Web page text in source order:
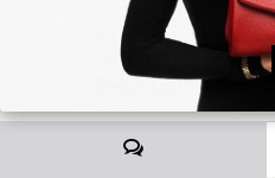
دیدگاه‌ها